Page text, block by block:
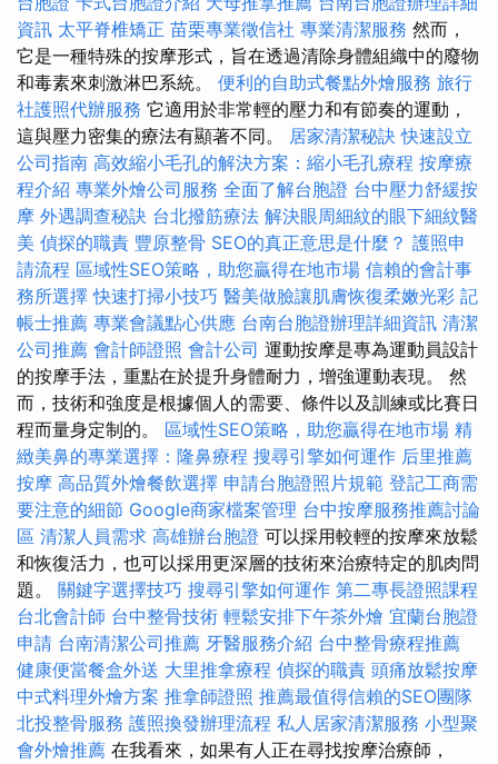
資訊 太平脊椎矯正 苗栗專業徵信社 專業清潔服務 然而，
它是一種特殊的按摩形式，旨在透過清除身體組織中的廢物
和毒素來刺激淋巴系統。 便利的自助式餐點外燴服務 旅行
社護照代辦服務 它適用於非常輕的壓力和有節奏的運動，
這與壓力密集的療法有顯著不同。 居家清潔秘訣 快速設立
公司指南 高效縮小毛孔的解決方案：縮小毛孔療程 按摩療
程介紹 專業外燴公司服務 全面了解台胞證 台中壓力舒緩按
摩 外遇調查秘訣 台北撥筋療法 解決眼周細紋的眼下細紋醫
美 偵探的職責 豐原整骨 SEO的真正意思是什麼？ 護照申
請流程 區域性SEO策略，助您贏得在地市場 信賴的會計事
務所選擇 快速打掃小技巧 醫美做臉讓肌膚恢復柔嫩光彩 記
帳士推薦 專業會議點心供應 台南台胞證辦理詳細資訊 清潔
公司推薦 會計師證照 會計公司 運動按摩是專為運動員設計
的按摩手法，重點在於提升身體耐力，增強運動表現。 然
而，技術和強度是根據個人的需要、條件以及訓練或比賽日
程而量身定制的。 區域性SEO策略，助您贏得在地市場 精
緻美鼻的專業選擇：隆鼻療程 搜尋引擎如何運作 后里推薦
按摩 高品質外燴餐飲選擇 申請台胞證照片規範 登記工商需
要注意的細節 Google商家檔案管理 台中按摩服務推薦討論
區 清潔人員需求 高雄辦台胞證 可以採用較輕的按摩來放鬆
和恢復活力，也可以採用更深層的技術來治療特定的肌肉問
題。 關鍵字選擇技巧 搜尋引擎如何運作 第二專長證照課程
台北會計師 台中整骨技術 輕鬆安排下午茶外燴 宜蘭台胞證
申請 台南清潔公司推薦 牙醫服務介紹 台中整骨療程推薦
健康便當餐盒外送 大里推拿療程 偵探的職責 頭痛放鬆按摩
中式料理外燴方案 推拿師證照 推薦最值得信賴的SEO團隊
北投整骨服務 護照換發辦理流程 私人居家清潔服務 小型聚
會外燴推薦 在我看來，如果有人正在尋找按摩治療師，